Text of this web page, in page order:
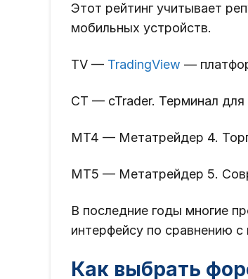
Этот рейтинг учитывает
мобильных устройств.
TV — TradingView —
CT — cTrader. Терминал для
MT4 — Метатрейдер 4.
MT5 — Метатрейдер 5.
В последние годы многие
интерфейсу по сравнению с
Как выбрать